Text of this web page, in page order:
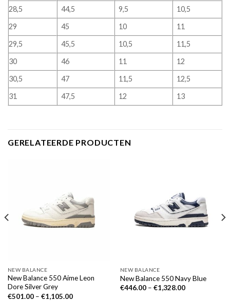
28,5
44,5 9,5
10,5
29
45 10
11
29,5
45,5 10,5
11,5
30
46 11
12
30,5
47 11,5
12,5
31
47,5 12 13
GERELATEERDE PRODUCTEN
NEW BALANCE
New Balance 550 Aime Leon
Dore Silver Grey
€501.00– €1,105.00
NEW BALANCE
New Balance 550 Navy Blue
€446.00– €1,328.00